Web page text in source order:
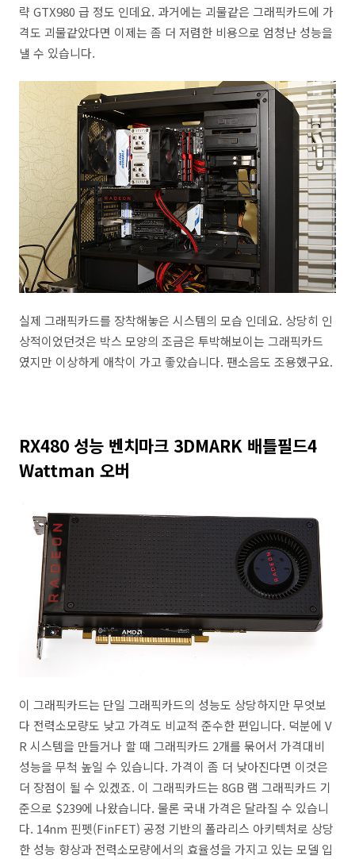
략 GTX980 급 정도 인데요. 과거에는 괴물같은 그래픽카드에 가
격도 괴물같았다면 이제는 좀 더 저렴한 비용으로 엄청난 성능을
낼 수 있습니다.
실제 그래픽카드를 장착해놓은 시스템의 모습 인데요. 상당히 인
상적이었던것은 박스 모양의 조금은 투박해보이는 그래픽카드
였지만 이상하게 애착이 가고 좋았습니다. 팬소음도 조용했구요.
RX480 성능 벤치마크 3DMARK 배틀필드4
Wattman 오버
이 그래픽카드는 단일 그래픽카드의 성능도 상당하지만 무엇보
다 전력소모량도 낮고 가격도 비교적 준수한 편입니다. 덕분에 V
R 시스템을 만들거나 할 때 그래픽카드 2개를 묶어서 가격대비
성능을 무척 높일 수 있습니다. 가격이 좀 더 낮아진다면 이것은
더 장점이 될 수 있겠죠. 이 그래픽카드는 8GB 램 그래픽카드 기
준으로 $239에 나왔습니다. 물론 국내 가격은 달라질 수 있습니
다. 14nm 핀펫(FinFET) 공정 기반의 폴라리스 아키텍처로 상당
한 성능 향상과 전력소모량에서의 효율성을 가지고 있는 모델 입